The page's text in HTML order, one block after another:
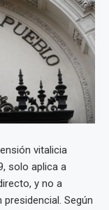
vitalicia
solo aplica a
y no a
Según